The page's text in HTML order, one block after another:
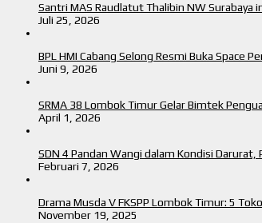
Santri MAS Raudlatut Thalibin NW
Juli 25, 2026
BPL HMI Cabang Selong Resmi Buka Space
Juni 9, 2026
SRMA 38 Lombok Timur Gelar Bimtek
April 1, 2026
SDN 4 Pandan Wangi dalam Kondisi
Februari 7, 2026
Drama Musda V FKSPP Lombok Timur: 5
November 19, 2025